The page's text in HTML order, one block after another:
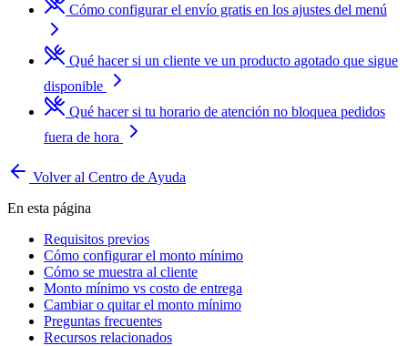
Cómo configurar el envío gratis en los ajustes del menú
Qué hacer si un cliente ve un producto agotado que sigue
disponible
Qué hacer si tu horario de atención no bloquea pedidos
fuera de hora
Volver al Centro de Ayuda
En esta página
Requisitos previos
Cómo configurar el monto mínimo
Cómo se muestra al cliente
Monto mínimo vs costo de entrega
Cambiar o quitar el monto mínimo
Preguntas frecuentes
Recursos relacionados